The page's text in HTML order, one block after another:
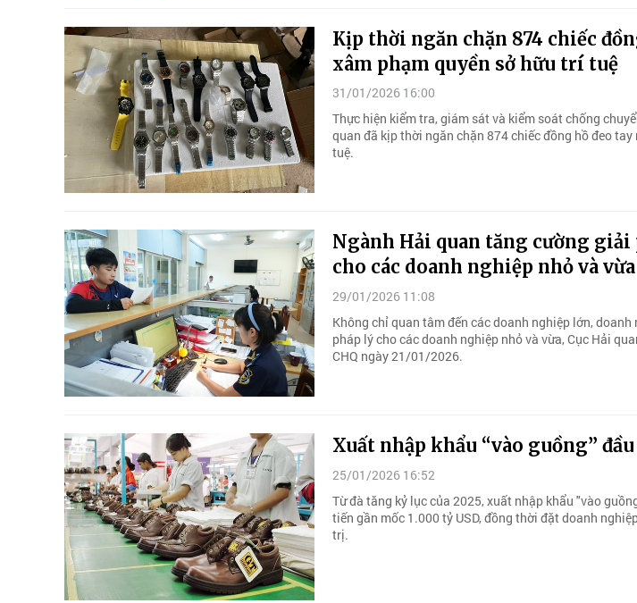
Kịp thời ngăn chặn 874 chiếc
xâm phạm quyền sở hữu trí tuệ
31/01/2026 16:00
Thực hiện kiểm tra, giám sát và kiểm soát chống
quan đã kịp thời ngăn chặn 874 chiếc đồng hồ đeo
tuệ.
Ngành Hải quan tăng cường
cho các doanh nghiệp nhỏ và vừa
29/01/2026 11:08
Không chỉ quan tâm đến các doanh nghiệp lớn,
pháp lý cho các doanh nghiệp nhỏ và vừa, Cục Hải
CHQ ngày 21/01/2026.
Xuất nhập khẩu “vào guồng”
25/01/2026 16:52
Từ đà tăng kỷ lục của 2025, xuất nhập khẩu "vào
tiến gần mốc 1.000 tỷ USD, đồng thời đặt doanh
trị.